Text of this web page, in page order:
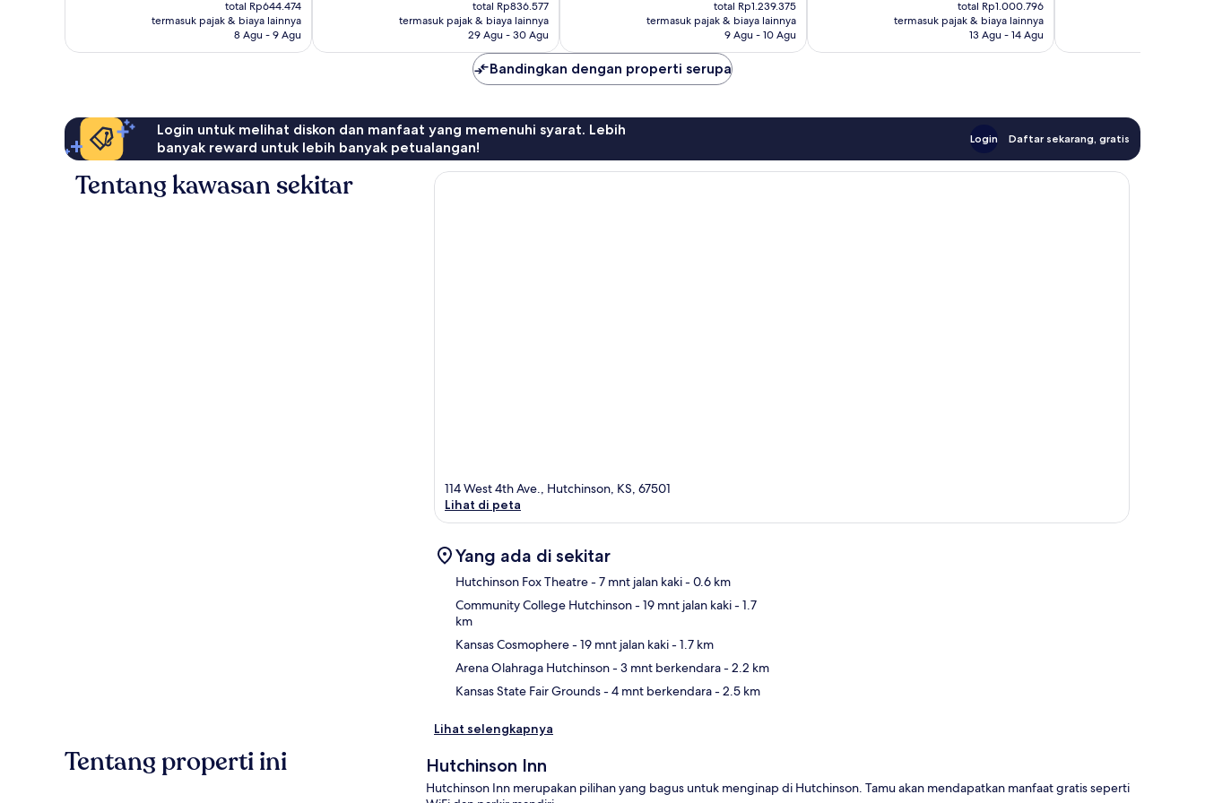
Rp559.197
total Rp644.474
termasuk pajak & biaya lainnya
8 Agu - 9 Agu
Rp725.881
total Rp836.577
termasuk pajak & biaya lainnya
29 Agu - 30 Agu
Rp1.075.380
total Rp1.239.375
termasuk pajak & biaya lainnya
9 Agu - 10 Agu
Rp868.369
total Rp1.000.796
termasuk pajak & biaya lainnya
13 Agu - 14 Agu
Bandingkan dengan properti serupa
Login untuk melihat diskon dan manfaat yang memenuhi syarat. Lebih
banyak reward untuk lebih banyak petualangan!
Login Daftar sekarang, gratis
Tentang kawasan sekitar
114 West 4th Ave., Hutchinson, KS, 67501
Lihat di peta
Yang ada di sekitar
Hutchinson Fox Theatre- 7 mnt jalan kaki- 0.6 km
Community College Hutchinson- 19 mnt jalan kaki- 1.7
km
Kansas Cosmophere- 19 mnt jalan kaki- 1.7 km
Arena Olahraga Hutchinson- 3 mnt berkendara- 2.2 km
Kansas State Fair Grounds- 4 mnt berkendara- 2.5 km
Lihat selengkapnya
Tentang properti ini Hutchinson Inn
Hutchinson Inn merupakan pilihan yang bagus untuk menginap di Hutchinson. Tamu akan mendapatkan manfaat gratis seperti